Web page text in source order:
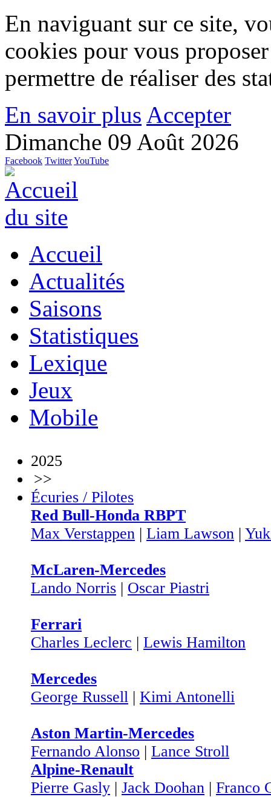
En naviguant sur ce site,
cookies pour vous
permettre de réaliser des
En savoir plus Accepter
Dimanche 09 Août 2026
Facebook TwitterYouTube
Accueil
Actualités
Saisons
Statistiques
Lexique
Jeux
Mobile
2025
>>
Écuries / Pilotes
Red Bull-Honda RBPT
Max Verstappen | Liam Lawson |
McLaren-Mercedes
Lando Norris | Oscar Piastri
Ferrari
Charles Leclerc | Lewis Hamilton
Mercedes
George Russell | Kimi Antonelli
Aston Martin-Mercedes
Fernando Alonso | Lance Stroll
Alpine-Renault
Pierre Gasly | Jack Doohan | Franco